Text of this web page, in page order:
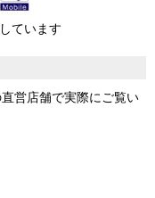
ています
営店舗で実際にご覧い